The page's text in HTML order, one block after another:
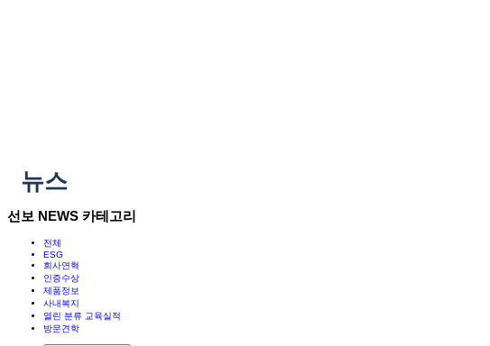
뉴스
선보 NEWS 카테고리
전체
ESG
회사연혁
인증수상
제품정보
사내복지
열린 분류 교육실적
방문견학